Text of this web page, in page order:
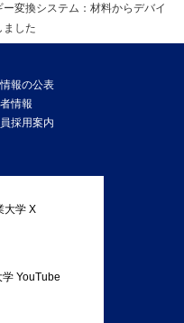
変換システム：材料からデバイ
ました
報の公表
情報
採用案内
大学 X
YouTube